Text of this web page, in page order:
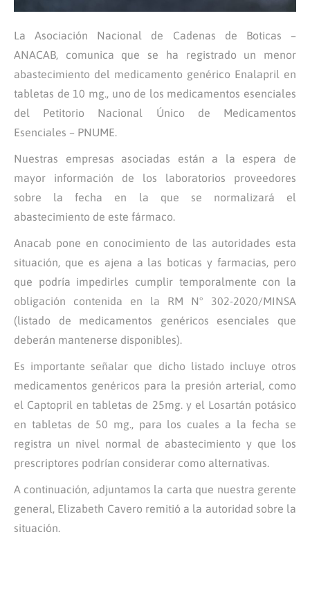
La Asociación Nacional de Cadenas de Boticas –
ANACAB, comunica que se ha registrado un menor
abastecimiento del medicamento genérico Enalapril en
tabletas de 10 mg., uno de los medicamentos esenciales
del Petitorio Nacional Único de Medicamentos
Esenciales – PNUME.
Nuestras empresas asociadas están a la espera de
mayor información de los laboratorios proveedores
sobre la fecha en la que se normalizará el
abastecimiento de este fármaco.
Anacab pone en conocimiento de las autoridades esta
situación, que es ajena a las boticas y farmacias, pero
que podría impedirles cumplir temporalmente con la
obligación contenida en la RM N° 302-2020/MINSA
(listado de medicamentos genéricos esenciales que
deberán mantenerse disponibles).
Es importante señalar que dicho listado incluye otros
medicamentos genéricos para la presión arterial, como
el Captopril en tabletas de 25mg. y el Losartán potásico
en tabletas de 50 mg., para los cuales a la fecha se
registra un nivel normal de abastecimiento y que los
prescriptores podrían considerar como alternativas.
A continuación, adjuntamos la carta que nuestra gerente
general, Elizabeth Cavero remitió a la autoridad sobre la
situación.